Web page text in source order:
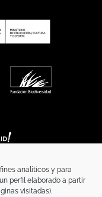
analíticos y para
perfil elaborado a partir
visitadas).